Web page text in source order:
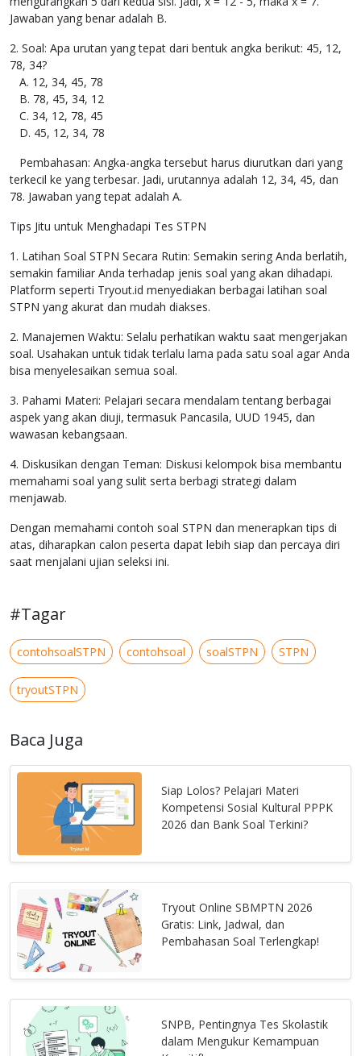
Jawaban yang benar adalah B.
2. Soal: Apa urutan yang tepat dari bentuk angka berikut: 45, 12,
78, 34?
A. 12, 34, 45, 78
B. 78, 45, 34, 12
C. 34, 12, 78, 45
D. 45, 12, 34, 78
Pembahasan: Angka-angka tersebut harus diurutkan dari yang
terkecil ke yang terbesar. Jadi, urutannya adalah 12, 34, 45, dan
78. Jawaban yang tepat adalah A.
Tips Jitu untuk Menghadapi Tes STPN
1. Latihan Soal STPN Secara Rutin: Semakin sering Anda berlatih,
semakin familiar Anda terhadap jenis soal yang akan dihadapi.
Platform seperti Tryout.id menyediakan berbagai latihan soal
STPN yang akurat dan mudah diakses.
2. Manajemen Waktu: Selalu perhatikan waktu saat mengerjakan
soal. Usahakan untuk tidak terlalu lama pada satu soal agar Anda
bisa menyelesaikan semua soal.
3. Pahami Materi: Pelajari secara mendalam tentang berbagai
aspek yang akan diuji, termasuk Pancasila, UUD 1945, dan
wawasan kebangsaan.
4. Diskusikan dengan Teman: Diskusi kelompok bisa membantu
memahami soal yang sulit serta berbagi strategi dalam
menjawab.
Dengan memahami contoh soal STPN dan menerapkan tips di
atas, diharapkan calon peserta dapat lebih siap dan percaya diri
saat menjalani ujian seleksi ini.
#Tagar
contohsoalSTPN contohsoal soalSTPN STPN
tryoutSTPN
Baca Juga
Siap Lolos? Pelajari Materi
Kompetensi Sosial Kultural PPPK
2026 dan Bank Soal Terkini?
Tryout Online SBMPTN 2026
Gratis: Link, Jadwal, dan
Pembahasan Soal Terlengkap!
SNPB, Pentingnya Tes Skolastik
dalam Mengukur Kemampuan